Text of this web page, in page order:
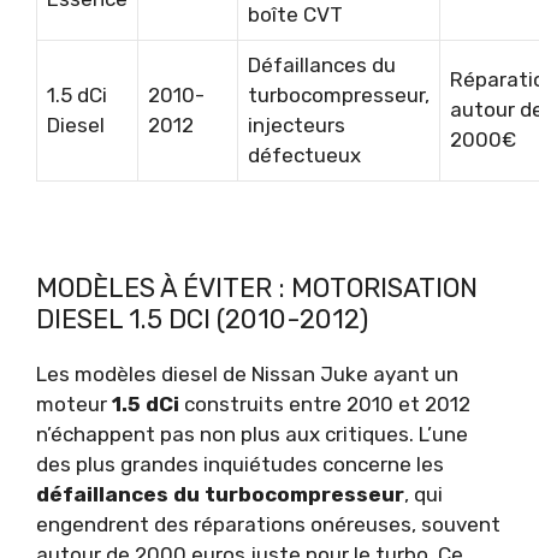
boîte CVT
1.5 dCi
Diesel
2010-
2012
Défaillances du
turbocompresseur,
injecteurs
défectueux
autour
2000€
MODÈLES À ÉVITER : MOTORISATION
DIESEL 1.5 DCI (2010-2012)
Les modèles diesel de Nissan Juke ayant un
moteur 1.5 dCi construits entre 2010 et 2012
n’échappent pas non plus aux critiques. L’une
des plus grandes inquiétudes concerne les
défaillances du turbocompresseur, qui
engendrent des réparations onéreuses, souvent